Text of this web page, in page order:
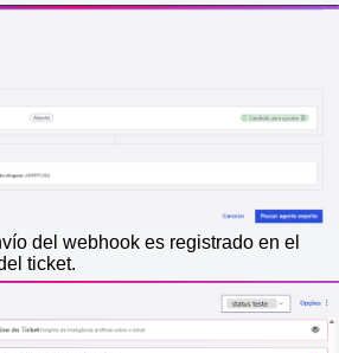
del webhook es registrado en el
ticket.